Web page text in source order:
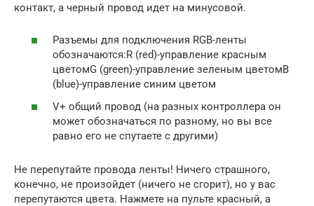
контакт, а черный провод идет на минусовой.
Разъемы для подключения RGB-ленты
обозначаются:R (red)-управление красным
цветомG (green)-управление зеленым цветомB
(blue)-управление синим цветом
V+ общий провод (на разных контроллера он
может обозначаться по разному, но вы все
равно его не спутаете с другими)
Не перепутайте провода ленты! Ничего страшного,
конечно, не произойдет (ничего не сгорит), но у вас
перепутаются цвета. Нажмете на пульте красный, а